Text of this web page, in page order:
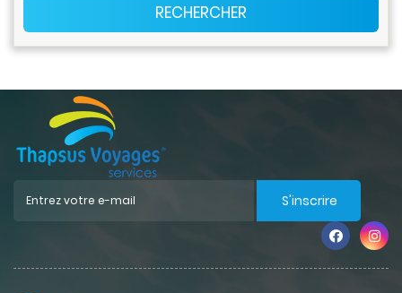
RECHERCHER
S'inscrire